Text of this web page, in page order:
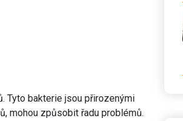
Tyto bakterie jsou přirozenými
mohou způsobit řadu problémů.